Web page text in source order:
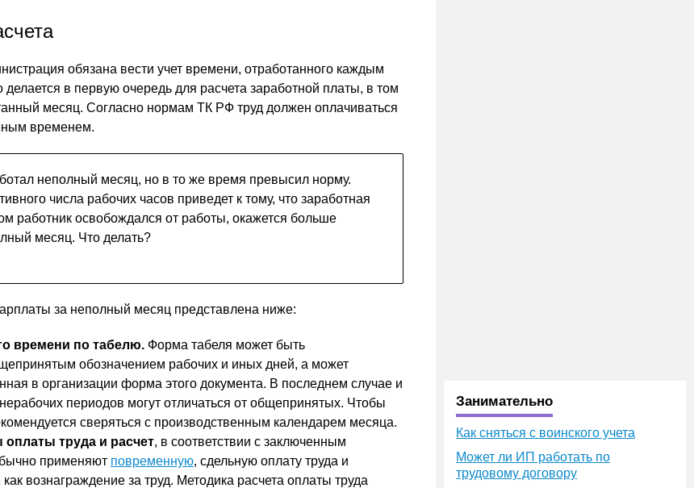
обязана вести учет времени, отработанного каждым
делается в первую очередь для расчета заработной платы, в том
месяц. Согласно нормам ТК РФ труд должен оплачиваться
временем.
неполный месяц, но в то же время превысил норму.
числа рабочих часов приведет к тому, что заработная
работник освобождался от работы, окажется больше
месяц. Что делать?
за неполный месяц представлена ниже:
времени по табелю. Форма табеля может быть
обозначением рабочих и иных дней, а может
в организации форма этого документа. В последнем случае и
периодов могут отличаться от общепринятых. Чтобы
сверяться с производственным календарем месяца.
труда и расчет, в соответствии с заключенным
применяют повременную, сдельную оплату труда и
вознаграждение за труд. Методика расчета оплаты труда
Занимательно
Как сняться с воинского учета
Может ли ИП работать по
трудовому договору